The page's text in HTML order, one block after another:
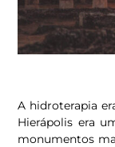
A hidroterapia
Hierápolis era
monumentos